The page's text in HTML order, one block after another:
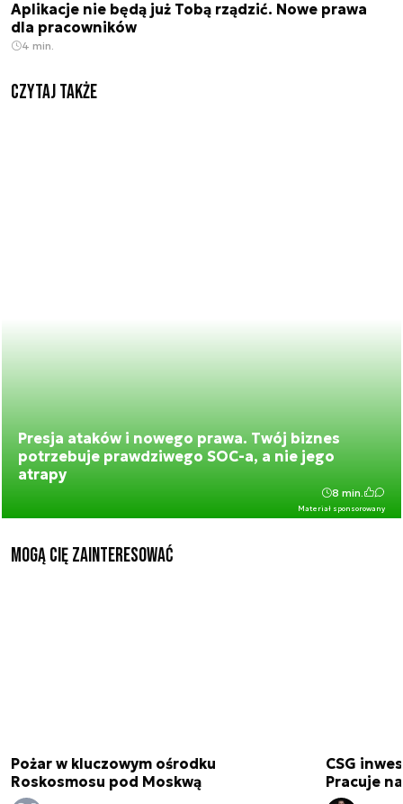
Aplikacje nie będą już Tobą rządzić. Nowe prawa
dla pracowników
4 min.
Czytaj także
Presja ataków i nowego prawa. Twój biznes
potrzebuje prawdziwego SOC-a, a nie jego
atrapy
Materiał sponsorowany
8 min.
Mogą Cię zainteresować
Pożar w kluczowym ośrodku
Roskosmosu pod Moskwą
CSG
Pracuje